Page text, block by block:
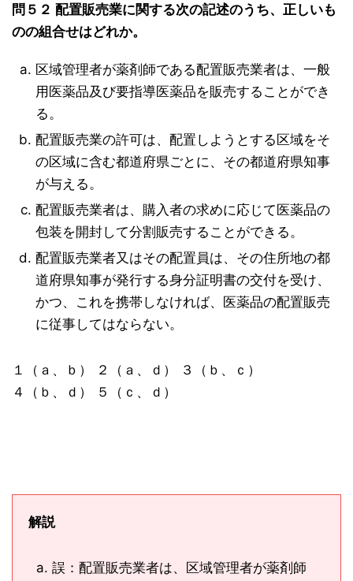
問５２ 配置販売業に関する次の記述のうち、正しいも
のの組合せはどれか。
区域管理者が薬剤師である配置販売業者は、一般
用医薬品及び要指導医薬品を販売することができ
る。
配置販売業の許可は、配置しようとする区域をそ
の区域に含む都道府県ごとに、その都道府県知事
が与える。
配置販売業者は、購入者の求めに応じて医薬品の
包装を開封して分割販売することができる。
配置販売業者又はその配置員は、その住所地の都
道府県知事が発行する身分証明書の交付を受け、
かつ、これを携帯しなければ、医薬品の配置販売
に従事してはならない。
１（ａ、ｂ） ２（ａ、ｄ） ３（ｂ、ｃ）
４（ｂ、ｄ） ５（ｃ、ｄ）
解説
誤：配置販売業者は、区域管理者が薬剤師